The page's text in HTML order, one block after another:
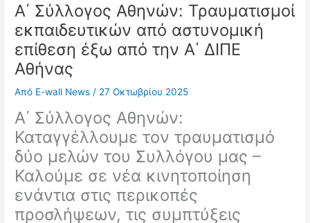
Α΄ Σύλλογος Αθηνών: Τραυματισμοί
εκπαιδευτικών από αστυνομική
επίθεση έξω από την Α΄ ΔΙΠΕ
Αθήνας
Από E-wall News/ 27 Οκτωβρίου 2025
Α΄ Σύλλογος Αθηνών:
Καταγγέλλουμε τον τραυματισμό
δύο μελών του Συλλόγου μας –
Καλούμε σε νέα κινητοποίηση
ενάντια στις περικοπές
προσλήψεων, τις συμπτύξεις